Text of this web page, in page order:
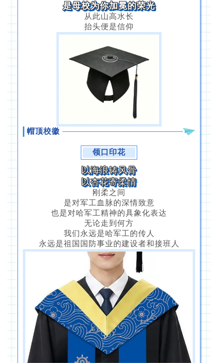
是母校为你加冕的荣光
从此山高水长
抬头便是信仰
帽顶校徽
领口印花
以海浪铸风骨
以杏花寄柔情
刚柔之间
是对军工血脉的深情致意
也是对哈军工精神的具象化表达
无论走到何方
我们永远是哈军工的传人
永远是祖国国防事业的建设者和接班人